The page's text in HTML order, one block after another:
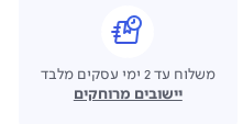
משלוח עד 2 ימי עסקים מלבד
יישובים מרוחקים